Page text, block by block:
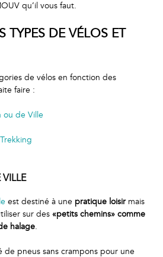
qu’il vous faut.
TYPES DE VÉLOS ET
de vélos en fonction des
faire :
ou de Ville
est destiné à une pratique loisirmais
sur des «petits chemins» comme
halage.
de pneus sans crampons pour une